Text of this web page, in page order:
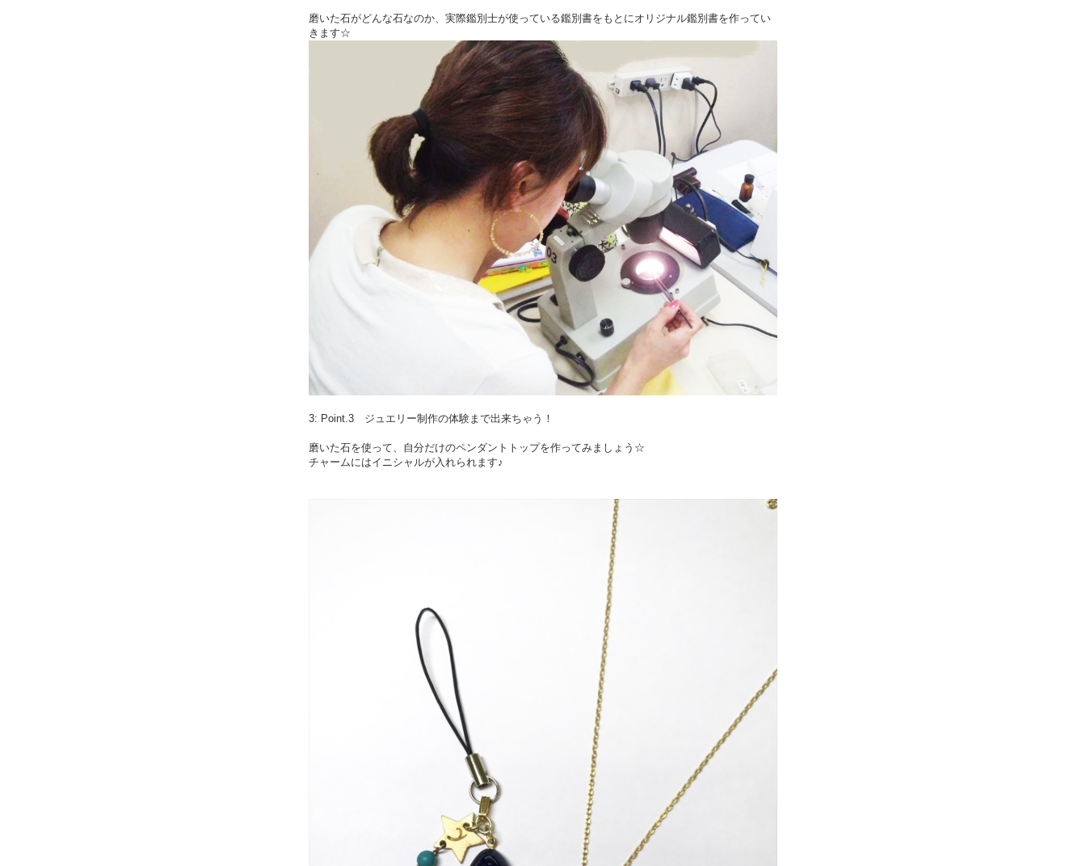
磨いた石がどんな石なのか、実際鑑別士が使っている鑑別書をもとにオリジナル鑑別書を作ってい
きます☆
3: Point.3 ジュエリー制作の体験まで出来ちゃう！
磨いた石を使って、自分だけのペンダントトップを作ってみましょう☆
チャームにはイニシャルが入れられます♪